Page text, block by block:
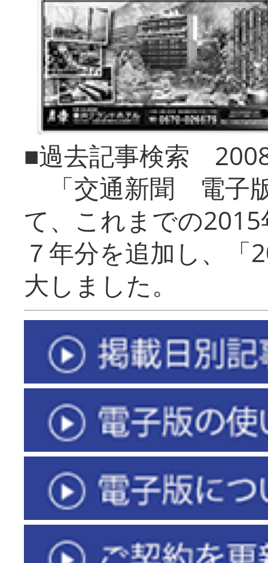
■過去記事検索
「交通新聞 電子
て、これまでの
７年分を追加し、「
大しまし